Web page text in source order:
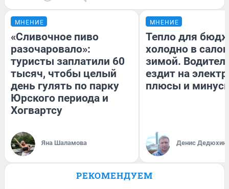
МНЕНИЕ
«Сливочное пиво
разочаровало»:
туристы заплатили 60
тысяч, чтобы целый
день гулять по парку
Юрского периода и
Хогвартсу
Яна Шаламова
МНЕНИЕ
Тепло для
холодно в
зимой.
ездит на
плюсы и
Денис Дедюхин
РЕКОМЕНДУЕМ